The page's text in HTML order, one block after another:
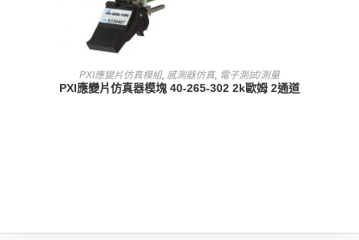
查看內容
PXI應變片仿真模組, 感測器仿真, 電子測試/測量
PXI應變片仿真器模塊 40-265-302 2k歐姆 2通道